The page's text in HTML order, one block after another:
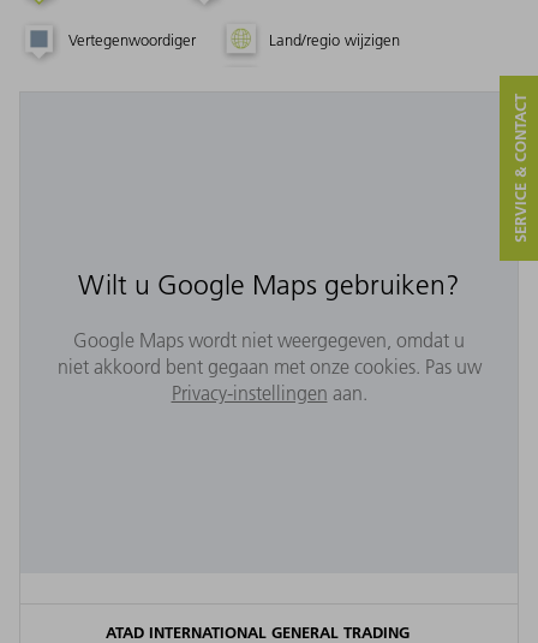
Vertegenwoordiger Land/regio wijzigen
Wilt u Google Maps gebruiken?
Google Maps wordt niet weergegeven, omdat u
niet akkoord bent gegaan met onze cookies. Pas uw
Privacy-instellingen aan.
ATAD INTERNATIONAL GENERAL TRADING
SERVICE & CONTACT